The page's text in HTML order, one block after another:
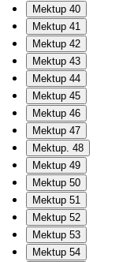
Mektup 40
Mektup 41
Mektup 42
Mektup 43
Mektup 44
Mektup 45
Mektup 46
Mektup 47
Mektup. 48
Mektup 49
Mektup 50
Mektup 51
Mektup 52
Mektup 53
Mektup 54